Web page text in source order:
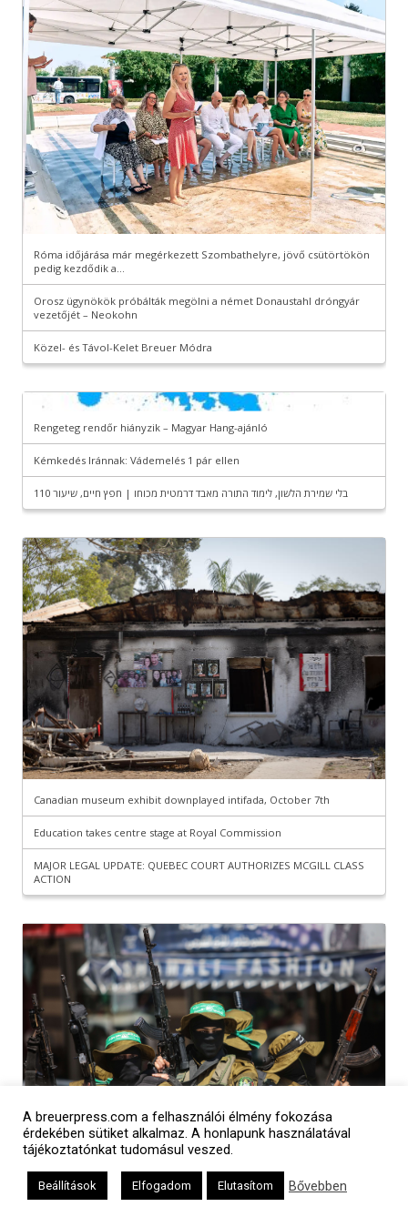
A breuerpress.com a felhasználói élmény fokozása
érdekében sütiket alkalmaz. A honlapunk használatával
tájékoztatónkat tudomásul veszed.
Beállítások Elfogadom Elutasítom Bővebben